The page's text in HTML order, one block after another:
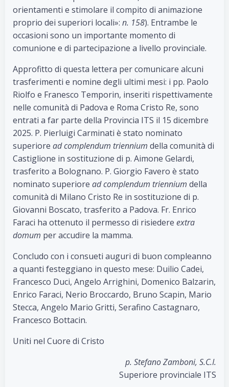
orientamenti e stimolare il compito di animazione
proprio dei superiori locali»: n. 158). Entrambe le
occasioni sono un importante momento di
comunione e di partecipazione a livello provinciale.
Approfitto di questa lettera per comunicare alcuni
trasferimenti e nomine degli ultimi mesi: i pp. Paolo
Riolfo e Franesco Temporin, inseriti rispettivamente
nelle comunità di Padova e Roma Cristo Re, sono
entrati a far parte della Provincia ITS il 15 dicembre
2025. P. Pierluigi Carminati è stato nominato
superiore ad complendum triennium della comunità di
Castiglione in sostituzione di p. Aimone Gelardi,
trasferito a Bolognano. P. Giorgio Favero è stato
nominato superiore ad complendum triennium della
comunità di Milano Cristo Re in sostituzione di p.
Giovanni Boscato, trasferito a Padova. Fr. Enrico
Faraci ha ottenuto il permesso di risiedere extra
domum per accudire la mamma.
Concludo con i consueti auguri di buon compleanno
a quanti festeggiano in questo mese: Duilio Cadei,
Francesco Duci, Angelo Arrighini, Domenico Balzarin,
Enrico Faraci, Nerio Broccardo, Bruno Scapin, Mario
Stecca, Angelo Mario Gritti, Serafino Castagnaro,
Francesco Bottacin.
Uniti nel Cuore di Cristo
p. Stefano Zamboni, S.C.I.
Superiore provinciale ITS